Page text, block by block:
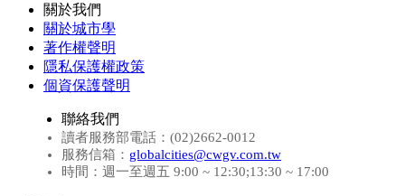
關於我們
關於城市學
著作權聲明
隱私保護權政策
個資保護聲明
聯絡我們
讀者服務部電話：(02)2662-0012
服務信箱： globalcities@cwgv.com.tw
時間：週一至週五 9:00 ~ 12:30;13:30 ~ 17:00